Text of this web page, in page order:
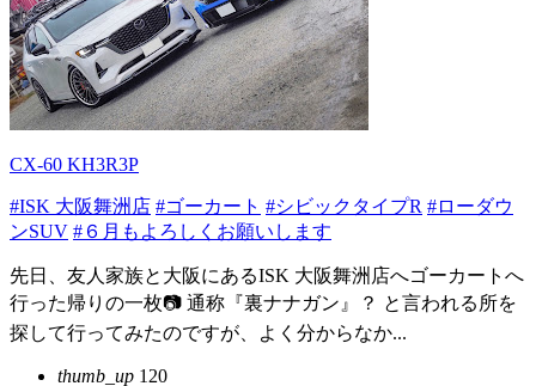
CX-60 KH3R3P
#ISK 大阪舞洲店 #ゴーカート #シビックタイプR #ローダウ
ンSUV #６月もよろしくお願いします
先日、友人家族と大阪にあるISK 大阪舞洲店へゴーカートへ
行った帰りの一枚📷 通称『裏ナナガン』？ と言われる所を
探して行ってみたのですが、よく分からなか...
thumb_up 120